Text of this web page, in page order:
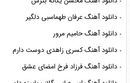
دانلود آهنگ عرفان طهماسبی دلگیر
دانلود آهنگ حامیم مرور
دانلود آهنگ کسری زاهدی دوست دارم
دانلود آهنگ فرزاد فرخ امضای عشق